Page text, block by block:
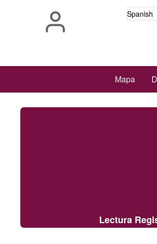
Spanish
navigation
Mapa
Lectura